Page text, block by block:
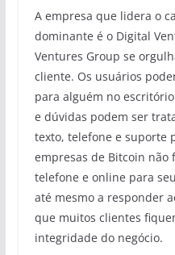
A empresa que lidera o
dominante é o Digital
Ventures Group se
cliente. Os usuários
para alguém no
e dúvidas podem ser
texto, telefone e suporte
empresas de Bitcoin não
telefone e online para
até mesmo a responder
que muitos clientes
integridade do negócio.